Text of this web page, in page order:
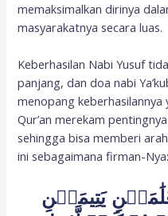
memaksimalkan dirinya
masyarakatnya secara luas.
Keberhasilan Nabi Yusuf
panjang, dan doa nabi
menopang keberhasilannya
Qur’an merekam
sehingga bisa memberi
ini sebagaimana firman-Nya:
يَتِيمَيۡنِ